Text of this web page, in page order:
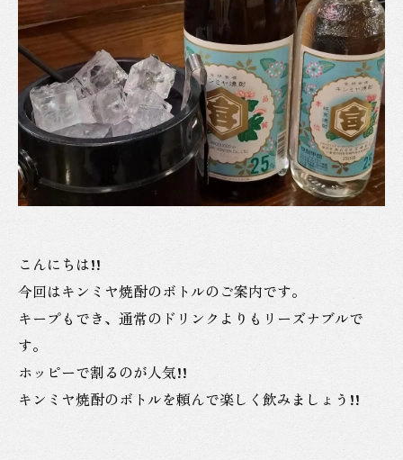
こんにちは!!
今回はキンミヤ焼酎のボトルのご案内です。
キープもでき、通常のドリンクよりもリーズナブルで
す。
ホッピーで割るのが人気!!
キンミヤ焼酎のボトルを頼んで楽しく飲みましょう!!